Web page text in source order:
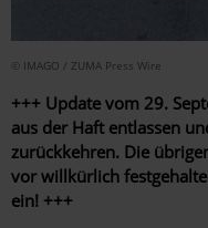
© IMAGO / ZUMA Press Wire
+++ Update vom 29.
aus der Haft entlassen
zurückkehren. Die
vor willkürlich
ein! +++